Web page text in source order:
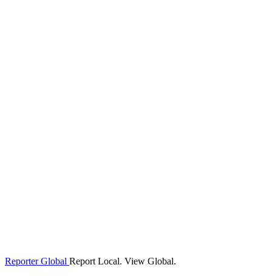
Reporter Global Report Local. View Global.